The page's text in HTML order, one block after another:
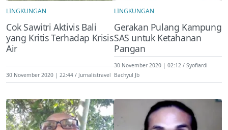
LINGKUNGAN
Cok Sawitri Aktivis Bali
yang Kritis Terhadap Krisis
Air
30 November 2020 | 22:44 Jurnalistravel
LINGKUNGAN
Gerakan Pulang Kampung
SAS untuk Ketahanan
Pangan
30 November 2020 | 02:12
Syofiardi
Bachyul Jb